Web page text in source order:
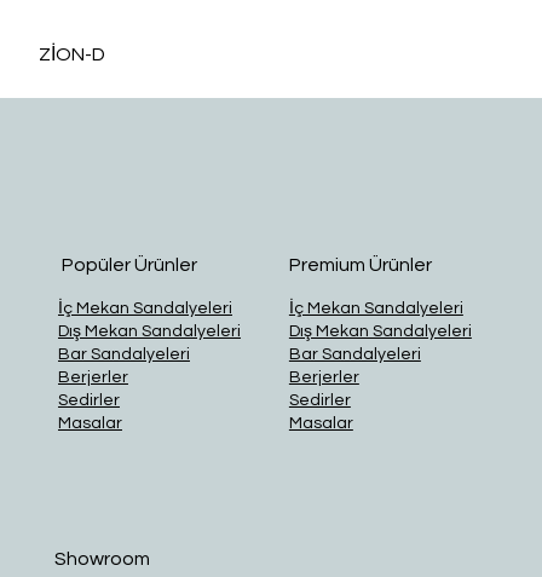
ZİON-D
Showroom
Popüler Ürünler
İç Mekan Sandalyeleri
Dış Mekan Sandalyeleri
Bar Sandalyeleri
Berjerler
Sedirler
Masalar
Premium Ürünler
İç Mekan Sandalyeleri
Dış Mekan Sandalyeleri
Bar Sandalyeleri
Berjerler
Sedirler
Masalar